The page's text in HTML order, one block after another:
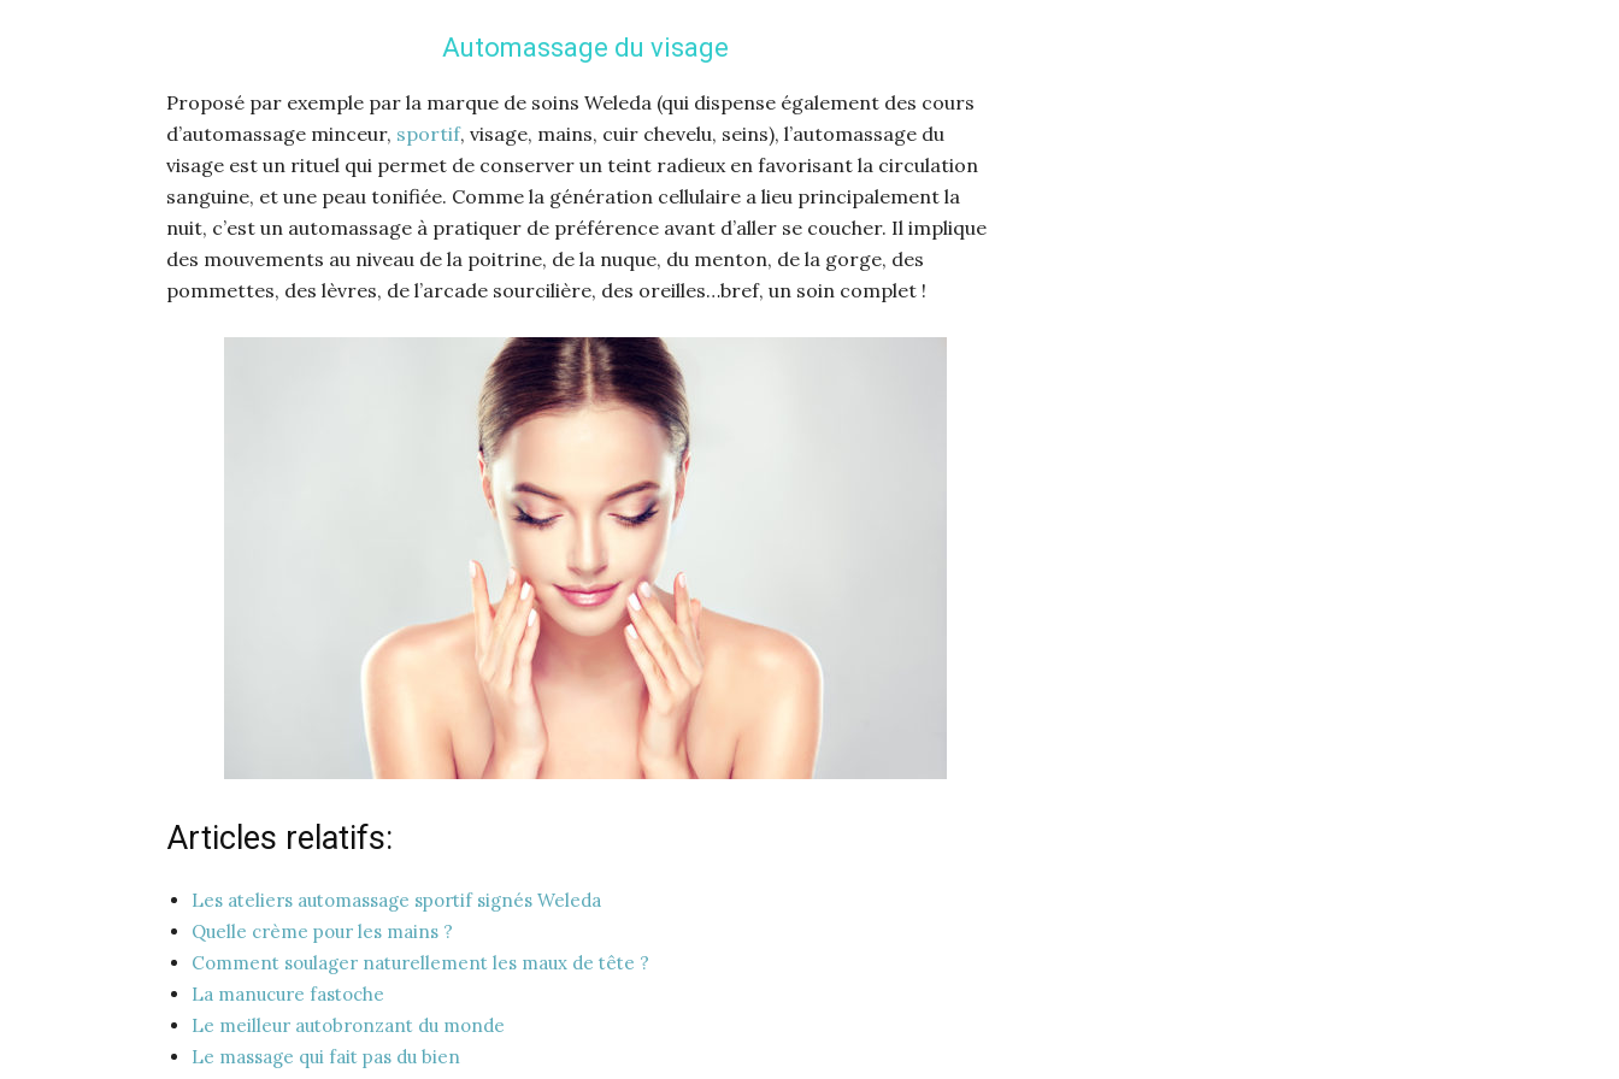
Automassage du visage
Proposé par exemple par la marque de soins Weleda (qui dispense également des cours
d’automassage minceur, sportif, visage, mains, cuir chevelu, seins), l’automassage du
visage est un rituel qui permet de conserver un teint radieux en favorisant la circulation
sanguine, et une peau tonifiée. Comme la génération cellulaire a lieu principalement la
nuit, c’est un automassage à pratiquer de préférence avant d’aller se coucher. Il implique
des mouvements au niveau de la poitrine, de la nuque, du menton, de la gorge, des
pommettes, des lèvres, de l’arcade sourcilière, des oreilles…bref, un soin complet !
Articles relatifs:
Les ateliers automassage sportif signés Weleda
Quelle crème pour les mains ?
Comment soulager naturellement les maux de tête ?
La manucure fastoche
Le meilleur autobronzant du monde
Le massage qui fait pas du bien